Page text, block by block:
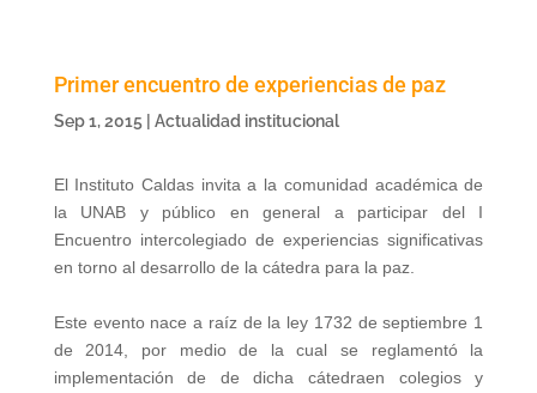
Primer encuentro de experiencias de paz
Sep 1, 2015| Actualidad institucional
El Instituto Caldas invita a la comunidad académica de
la UNAB y público en general a participar del I
Encuentro intercolegiado de experiencias significativas
en torno al desarrollo de la cátedra para la paz.
Este evento nace a raíz de la ley 1732 de septiembre 1
de 2014, por medio de la cual se reglamentó la
implementación de de dicha cátedraen colegios y